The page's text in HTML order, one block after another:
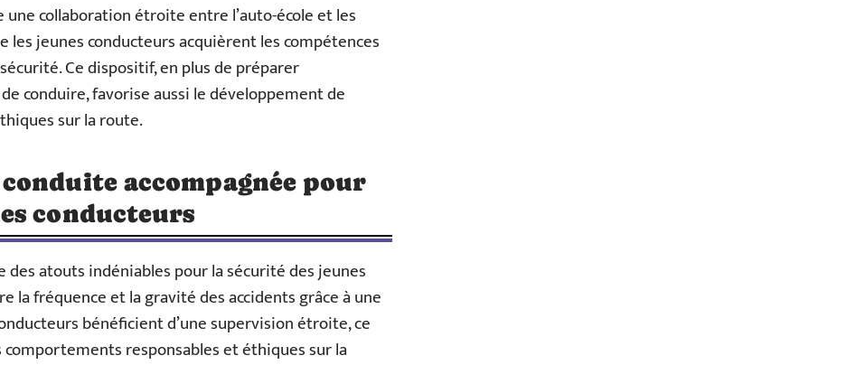
collaboration étroite entre l’auto-école et les
les jeunes conducteurs acquièrent les compétences
Ce dispositif, en plus de préparer
conduire, favorise aussi le développement de
sur la route.
conduite accompagnée pour
conducteurs
des atouts indéniables pour la sécurité des jeunes
la fréquence et la gravité des accidents grâce à une
bénéficient d’une supervision étroite, ce
responsables et éthiques sur la